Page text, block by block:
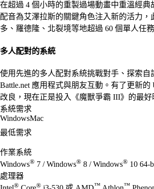
在超過 4 個小時的重製過場動畫中重溫經典
配音為艾澤拉斯的關鍵角色注入新的活力，
多、羅德隆、北裂境等地超過 60 個單人任
多人配對的系統
使用先進的多人配對系統挑戰對手、探索自
Battle.net 應用程式與朋友互動。有了更新
改良，現在正是投入《魔獸爭霸 III》的最好
系統需求
WindowsMac
最低需求
作業系統
Windows® 7 / Windows® 8 / Windows® 10 64-
處理器
® ® ™ ™